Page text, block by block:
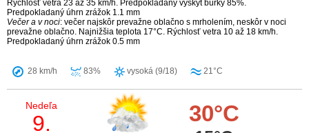
Rýchlosť vetra 23 až 35 km/h. Predpokladaný výskyt búrky 85%.
Predpokladaný úhrn zrážok 1.1 mm
Večer a v noci: večer najskôr prevažne oblačno s mrholením, neskôr v noci
prevažne oblačno. Najnižšia teplota 17°C. Rýchlosť vetra 10 až 18 km/h.
Predpokladaný úhrn zrážok 0.5 mm
28 km/h 83% vysoká (9/18) 21°C
Nedeľa
9. 30°C